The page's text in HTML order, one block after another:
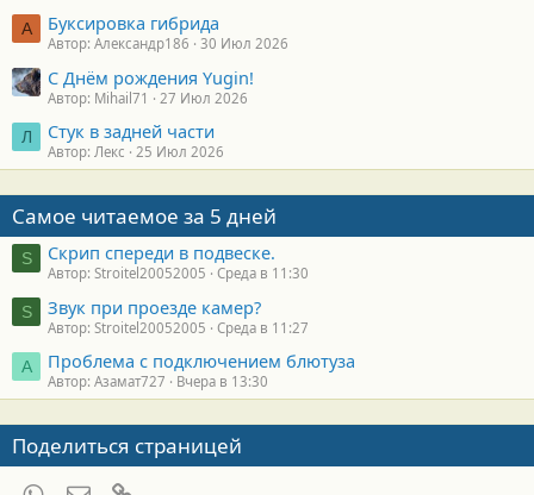
А Буксировка гибрида
Автор: Александр186 30 Июл 2026
С Днём рождения Yugin!
Автор: Mihail71 27 Июл 2026
Л Стук в задней части
Автор: Лекс 25 Июл 2026
Самое читаемое за 5 дней
S Скрип спереди в подвеске.
Автор: Stroitel20052005 Среда в 11:30
S Звук при проезде камер?
Автор: Stroitel20052005 Среда в 11:27
А Проблема с подключением блютуза
Автор: Азамат727 Вчера в 13:30
Поделиться страницей